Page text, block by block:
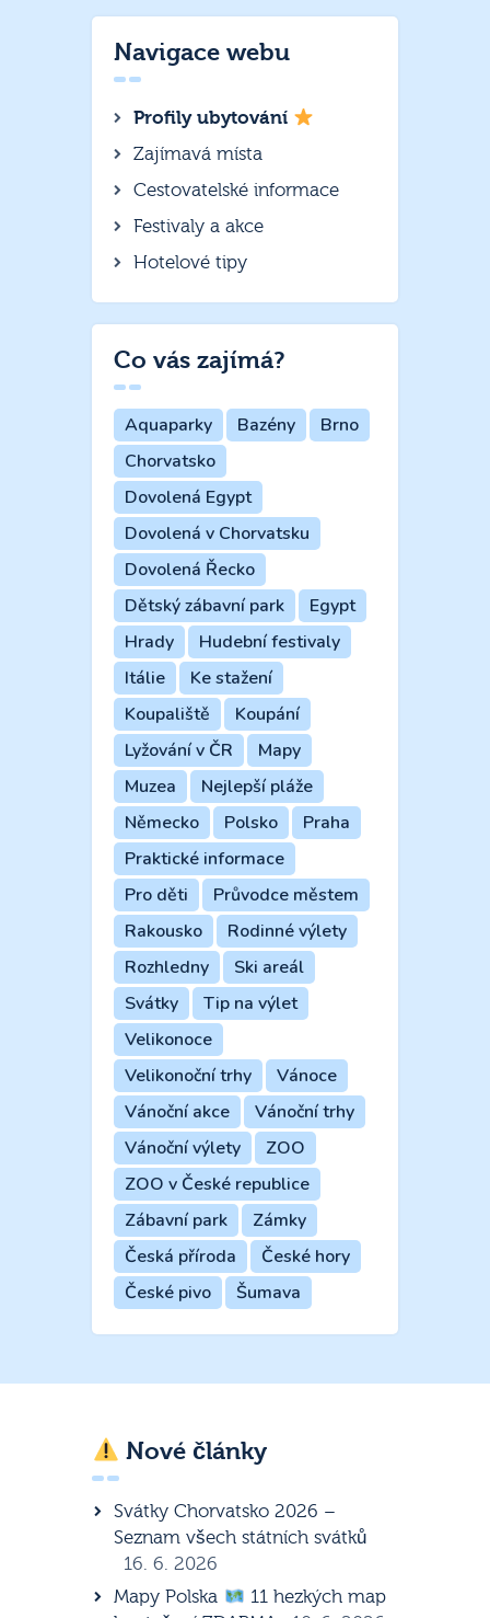
Navigace webu
Profily ubytování
Zajímavá místa
Cestovatelské informace
Festivaly a akce
Hotelové tipy
Co vás zajímá?
Aquaparky Bazény
Brno
Chorvatsko
Dovolená Egypt
Dovolená v Chorvatsku
Dovolená Řecko
Dětský zábavní park
Egypt
Hrady
Hudební festivaly
Itálie
Ke stažení
Koupaliště
Koupání
Lyžování v ČR
Mapy
Muzea
Nejlepší pláže
Německo
Polsko
Praha
Praktické informace
Pro děti
Průvodce městem
Rakousko
Rodinné výlety
Rozhledny
Ski areál
Svátky
Tip na výlet
Velikonoce
Velikonoční trhy
Vánoce
Vánoční akce
Vánoční trhy
Vánoční výlety
ZOO
ZOO v České republice
Zábavní park
Zámky
Česká příroda
České hory
České pivo
Šumava
Nové články
Svátky Chorvatsko 2026 –
Seznam všech státních svátků
16. 6. 2026
Mapy Polska
11 hezkých map